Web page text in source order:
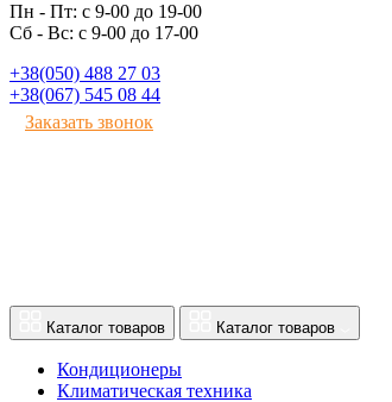
Пн - Пт: с 9-00 до 19-00
Сб - Вс: с 9-00 до 17-00
+38(050) 488 27 03
+38(067) 545 08 44
Заказать звонок
Каталог товаров Каталог товаров
Кондиционеры
Климатическая техника